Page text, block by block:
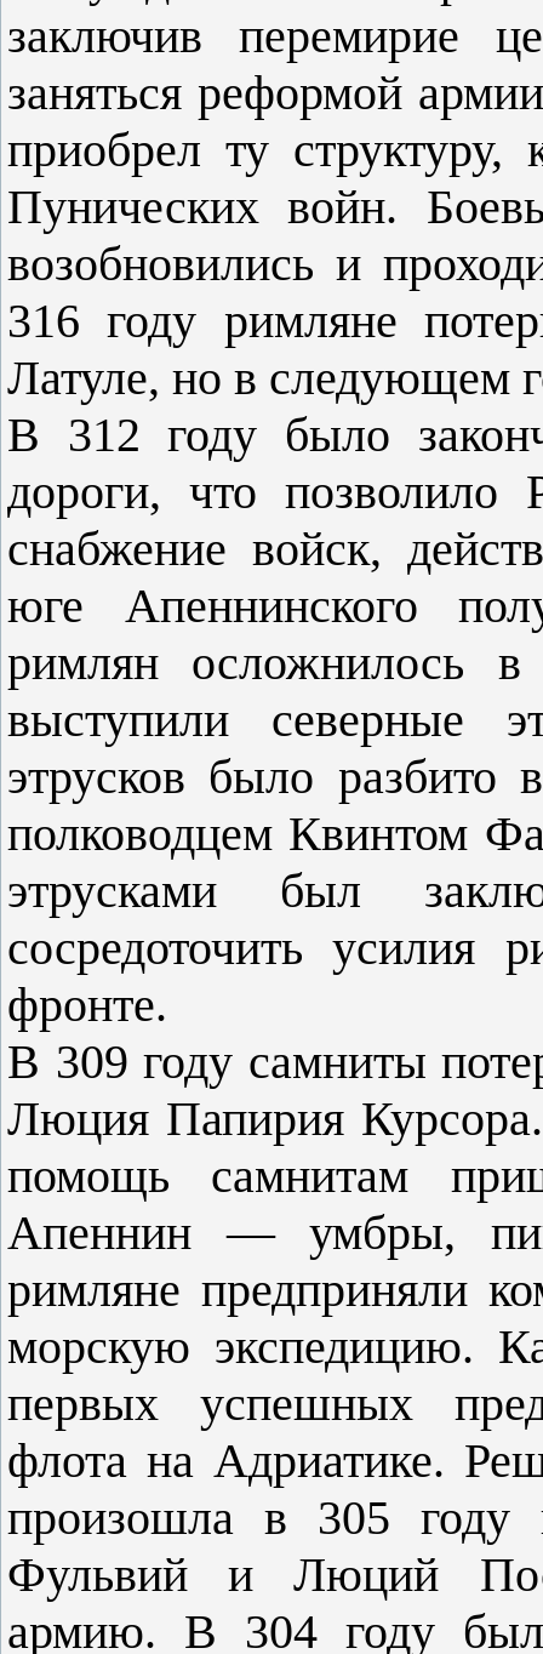
заключив перемирие
заняться реформой
приобрел ту
Пунических войн.
возобновились и
316 году римляне
Латуле, но в следующем
В 312 году было
дороги, что позволило
снабжение войск,
юге Апеннинского
римлян осложнилось
выступили северные
этрусков было
полководцем Квинтом
этрусками был
сосредоточить усилия
фронте.
В 309 году самниты
Люция Папирия
помощь самнитам
Апеннин — умбры,
римляне предприняли
морскую экспедицию.
первых успешных
флота на Адриатике.
произошла в 305
Фульвий и Люций
армию. В 304 году